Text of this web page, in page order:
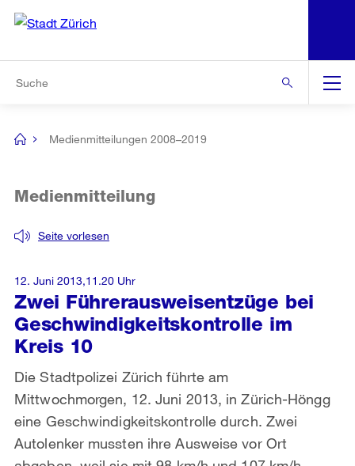
Navigation
[no
Medienmitteilungen 2008–2019
Zwei Führerausweisentzüge bei
Geschwindigkeitskontrolle im
Kreis 10
Seite vorlesen
Medienmitteilung
Die Stadtpolizei Zürich führte am
Mittwochmorgen, 12. Juni 2013, in Zürich-Höngg
eine Geschwindigkeitskontrolle durch. Zwei
Autolenker mussten ihre Ausweise vor Ort
12. Juni 2013,11.20 Uhr